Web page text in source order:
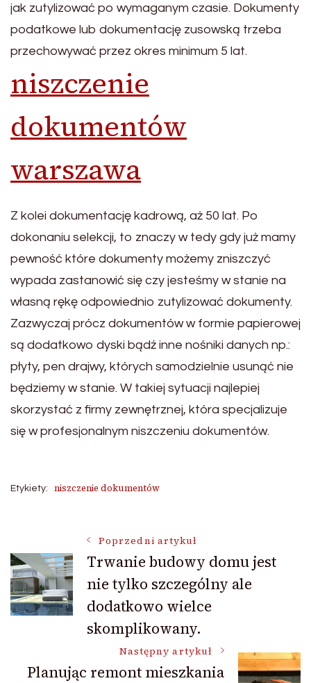
jak zutylizować po wymaganym czasie. Dokumenty
podatkowe lub dokumentację zusowską trzeba
przechowywać przez okres minimum 5 lat.
niszczenie
dokumentów
warszawa
Z kolei dokumentację kadrową, aż 50 lat. Po
dokonaniu selekcji, to znaczy w tedy gdy już mamy
pewność które dokumenty możemy zniszczyć
wypada zastanowić się czy jesteśmy w stanie na
własną rękę odpowiednio zutylizować dokumenty.
Zazwyczaj prócz dokumentów w formie papierowej
są dodatkowo dyski bądź inne nośniki danych np.:
płyty, pen drajwy, których samodzielnie usunąć nie
będziemy w stanie. W takiej sytuacji najlepiej
skorzystać z firmy zewnętrznej, która specjalizuje
się w profesjonalnym niszczeniu dokumentów.
Etykiety: niszczenie dokumentów
Nawigacja
wpisu
Poprzedni artykuł
Trwanie budowy domu jest
nie tylko szczególny ale
dodatkowo wielce
skomplikowany.
Następny artykuł
Planując remont mieszkania